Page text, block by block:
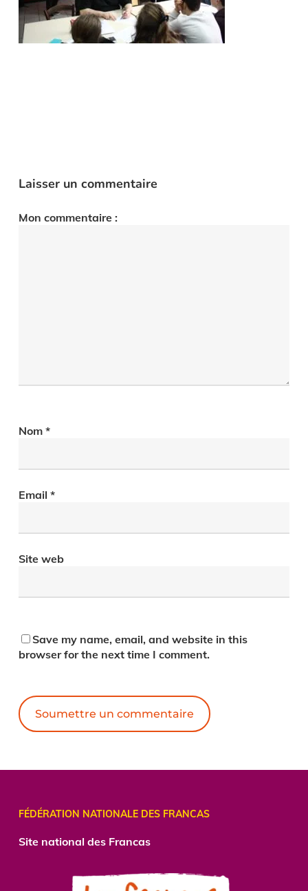
Laisser un commentaire
Mon commentaire :
Nom *
Email *
Site web
Save my name, email, and website in this
browser for the next time I comment.
FÉDÉRATION NATIONALE DES FRANCAS
Site national des Francas